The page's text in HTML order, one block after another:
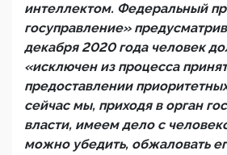
интеллектом. Федеральный
госуправление»
декабря 2020 года человек
«исключен из процесса
предоставлении
сейчас мы, приходя в орган
власти, имеем дело с
можно убедить, обжаловать